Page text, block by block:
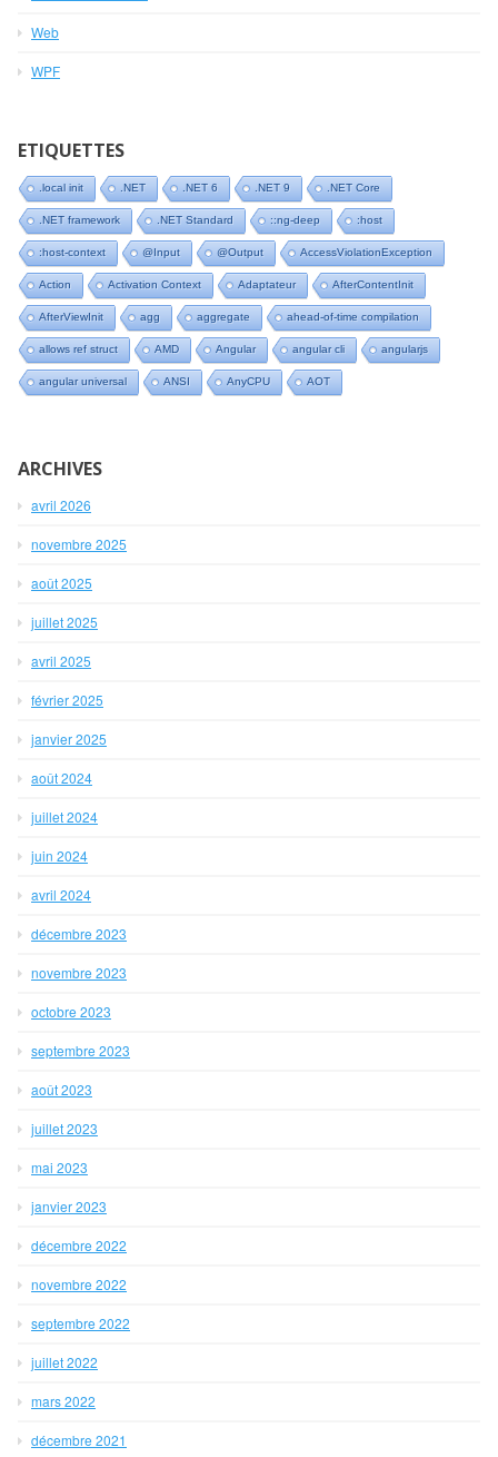
Web
WPF
ETIQUETTES
.local init .NET .NET 6 .NET 9 .NET Core
.NET framework .NET Standard ::ng-deep :host
:host-context @Input @Output AccessViolationException
Action Activation Context Adaptateur AfterContentInit
AfterViewInit agg aggregate ahead-of-time compilation
allows ref struct AMD Angular angular cli angularjs
angular universal ANSI AnyCPU AOT
ARCHIVES
avril 2026
novembre 2025
août 2025
juillet 2025
avril 2025
février 2025
janvier 2025
août 2024
juillet 2024
juin 2024
avril 2024
décembre 2023
novembre 2023
octobre 2023
septembre 2023
août 2023
juillet 2023
mai 2023
janvier 2023
décembre 2022
novembre 2022
septembre 2022
juillet 2022
mars 2022
décembre 2021